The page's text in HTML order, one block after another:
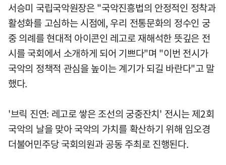
서승미 국립국악원장은 "국악진흥법의 안정적인 정착과
활성화를 고심하는 시점에, 우리 전통문화의 정수인 궁
중 의례를 현대적 아이콘인 레고로 재해석한 뜻깊은 전
시를 국회에서 소개하게 되어 기쁘다"며 "이번 전시가
국악의 정책적 관심을 높이는 계기가 되길 바란다"고 말
했다.
'브릭 진연: 레고로 쌓은 조선의 궁중잔치' 전시는 제2회
국악의 날을 맞아 국악의 가치를 확산하기 위해 임오경
더불어민주당 국회의원과 공동 주최로 진행된다.